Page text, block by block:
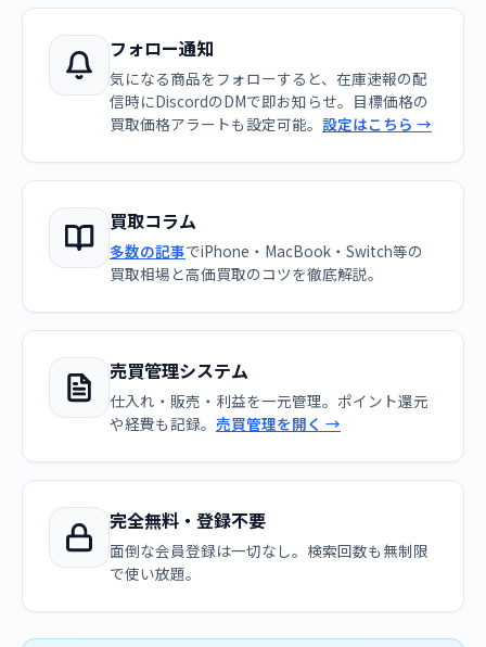
フォロー通知
気になる商品をフォローすると、在庫速報の配
信時にDiscordのDMで即お知らせ。目標価格の
買取価格アラートも設定可能。 設定はこちら →
買取コラム
多数の記事でiPhone・MacBook・Switch等の
買取相場と高価買取のコツを徹底解説。
売買管理システム
仕入れ・販売・利益を一元管理。ポイント還元
や経費も記録。 売買管理を開く →
完全無料・登録不要
面倒な会員登録は一切なし。検索回数も無制限
で使い放題。